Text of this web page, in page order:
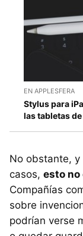
EN APPLESFERA
Stylus para
las tabletas
No obstante, y
casos, esto no
Compañías
sobre
podrían verse